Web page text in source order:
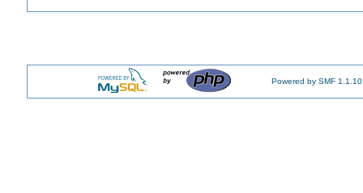
Powered by SMF 1.1.10